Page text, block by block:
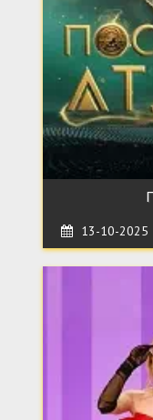
13-10-2025